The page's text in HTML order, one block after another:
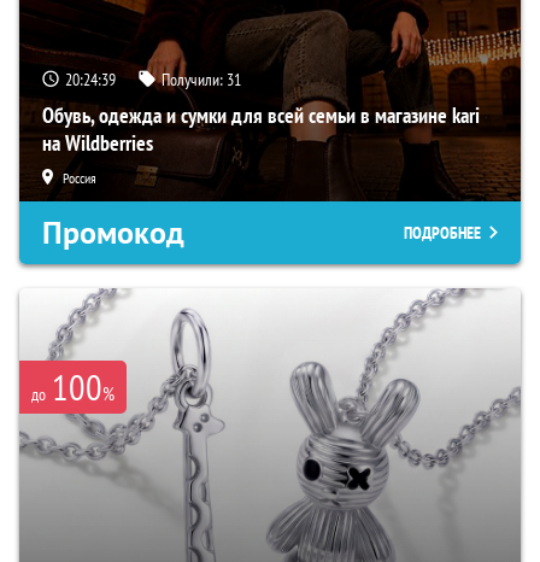
20:24:38 Получили: 31
Обувь, одежда и сумки для всей семьи в магазине kari
на Wildberries
Россия
Промокод ПОДРОБНЕЕ
до 100%